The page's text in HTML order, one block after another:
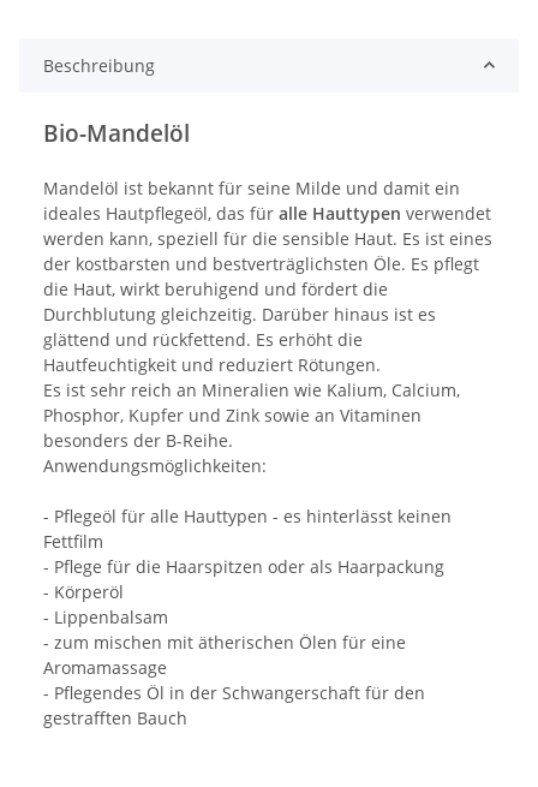
Beschreibung
Bio-Mandelöl
Mandelöl ist bekannt für seine Milde und damit ein
ideales Hautpflegeöl, das für alle Hauttypen verwendet
werden kann, speziell für die sensible Haut. Es ist eines
der kostbarsten und bestverträglichsten Öle. Es pflegt
die Haut, wirkt beruhigend und fördert die
Durchblutung gleichzeitig. Darüber hinaus ist es
glättend und rückfettend. Es erhöht die
Hautfeuchtigkeit und reduziert Rötungen.
Es ist sehr reich an Mineralien wie Kalium, Calcium,
Phosphor, Kupfer und Zink sowie an Vitaminen
besonders der B-Reihe.
Anwendungsmöglichkeiten:
- Pflegeöl für alle Hauttypen - es hinterlässt keinen
Fettfilm
- Pflege für die Haarspitzen oder als Haarpackung
- Körperöl
- Lippenbalsam
- zum mischen mit ätherischen Ölen für eine
Aromamassage
- Pflegendes Öl in der Schwangerschaft für den
gestrafften Bauch